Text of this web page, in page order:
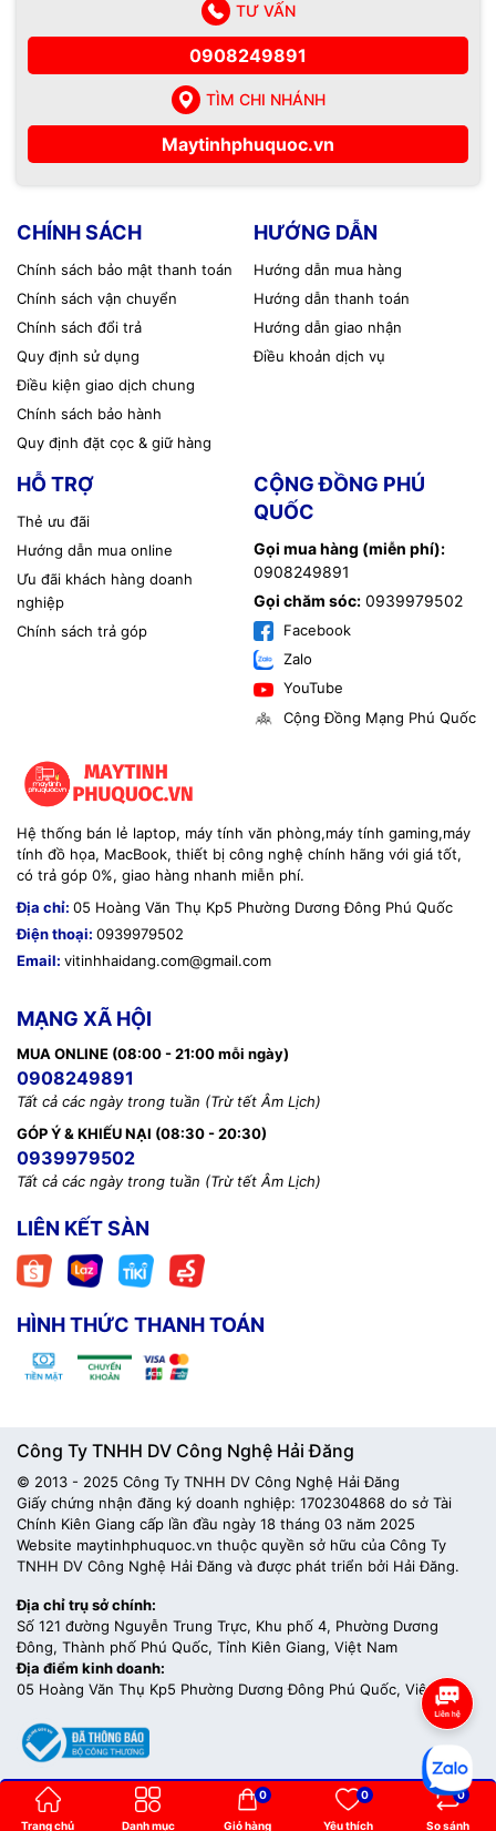
TƯ VẤN
0908249891
TÌM CHI NHÁNH
Maytinhphuquoc.vn
CHÍNH SÁCH
Chính sách bảo mật thanh toán
Chính sách vận chuyển
Chính sách đổi trả
Quy định sử dụng
Điều kiện giao dịch chung
Chính sách bảo hành
Quy định đặt cọc & giữ hàng
HƯỚNG DẪN
Hướng dẫn mua hàng
Hướng dẫn thanh toán
Hướng dẫn giao nhận
Điều khoản dịch vụ
HỖ TRỢ
Thẻ ưu đãi
Hướng dẫn mua online
Ưu đãi khách hàng doanh
nghiệp
Chính sách trả góp
CỘNG ĐỒNG PHÚ
QUỐC
Gọi mua hàng (miễn phí):
0908249891
Gọi chăm sóc: 0939979502
Facebook
Zalo
YouTube
Cộng Đồng Mạng Phú Quốc
Hệ thống bán lẻ laptop, máy tính văn phòng,máy tính gaming,máy
tính đồ họa, MacBook, thiết bị công nghệ chính hãng với giá tốt,
có trả góp 0%, giao hàng nhanh miễn phí.
Địa chỉ: 05 Hoàng Văn Thụ Kp5 Phường Dương Đông Phú Quốc
Điện thoại: 0939979502
Email: vitinhhaidang.com@gmail.com
MẠNG XÃ HỘI
MUA ONLINE (08:00 - 21:00 mỗi ngày)
0908249891
Tất cả các ngày trong tuần (Trừ tết Âm Lịch)
GÓP Ý & KHIẾU NẠI (08:30 - 20:30)
0939979502
Tất cả các ngày trong tuần (Trừ tết Âm Lịch)
LIÊN KẾT SÀN
HÌNH THỨC THANH TOÁN
Công Ty TNHH DV Công Nghệ Hải Đăng
© 2013 - 2025 Công Ty TNHH DV Công Nghệ Hải Đăng
Giấy chứng nhận đăng ký doanh nghiệp: 1702304868 do sở Tài
Chính Kiên Giang cấp lần đầu ngày 18 tháng 03 năm 2025
Website maytinhphuquoc.vn thuộc quyền sở hữu của Công Ty
TNHH DV Công Nghệ Hải Đăng và được phát triển bởi Hải Đăng.
Địa chỉ trụ sở chính:
Số 121 đường Nguyễn Trung Trực, Khu phố 4, Phường Dương
Đông, Thành phố Phú Quốc, Tỉnh Kiên Giang, Việt Nam
Địa điểm kinh doanh:
05 Hoàng Văn Thụ Kp5 Phường Dương Đông Phú Quốc, Việt Nam
Trang chủ Danh mục Giỏ hàng
0
Yêu thích
0
So sánh
0